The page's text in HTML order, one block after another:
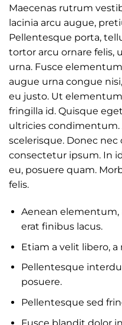
Maecenas rutrum
lacinia arcu augue,
Pellentesque porta,
tortor arcu ornare felis,
urna. Fusce
augue urna congue
eu justo. Ut
fringilla id. Quisque
ultricies
scelerisque. Donec
consectetur ipsum. In
eu, posuere quam.
felis.
Aenean elementum,
erat finibus lacus.
Etiam a velit libero,
Pellentesque
posuere.
Pellentesque sed
Fusce blandit dolor